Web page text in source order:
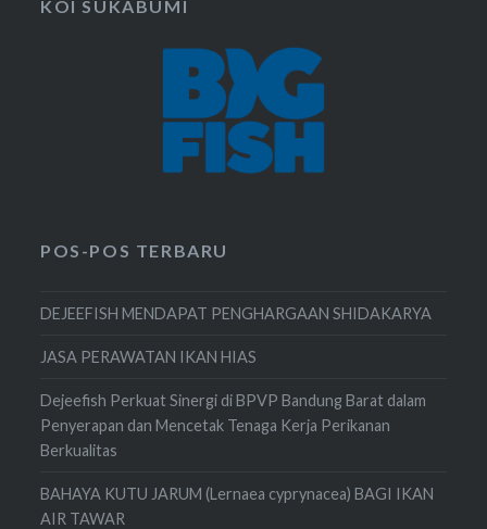
KOI SUKABUMI
POS-POS TERBARU
DEJEEFISH MENDAPAT PENGHARGAAN SHIDAKARYA
JASA PERAWATAN IKAN HIAS
Dejeefish Perkuat Sinergi di BPVP Bandung Barat dalam
Penyerapan dan Mencetak Tenaga Kerja Perikanan
Berkualitas
BAHAYA KUTU JARUM (Lernaea cyprynacea) BAGI IKAN
AIR TAWAR